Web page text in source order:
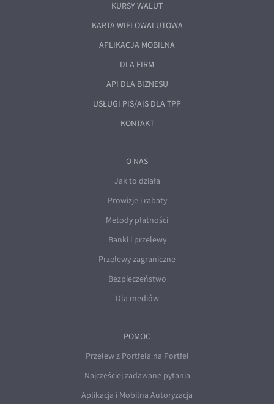
KURSY WALUT
KARTA WIELOWALUTOWA
APLIKACJA MOBILNA
DLA FIRM
API DLA BIZNESU
USŁUGI PIS/AIS DLA TPP
KONTAKT
O NAS
Jak to działa
Prowizje i rabaty
Metody płatności
Banki i przelewy
Przelewy zagraniczne
Bezpieczeństwo
Dla mediów
POMOC
Przelew z Portfela na Portfel
Najczęściej zadawane pytania
Aplikacja i Mobilna Autoryzacja